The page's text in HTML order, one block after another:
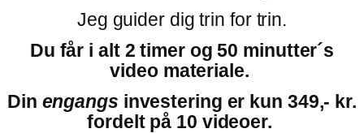
Jeg guider dig trin for trin.
Du får i alt 2 timer og 50 minutter´s
video materiale.
Din engangs investering er kun 349,- kr.
fordelt på 10 videoer.